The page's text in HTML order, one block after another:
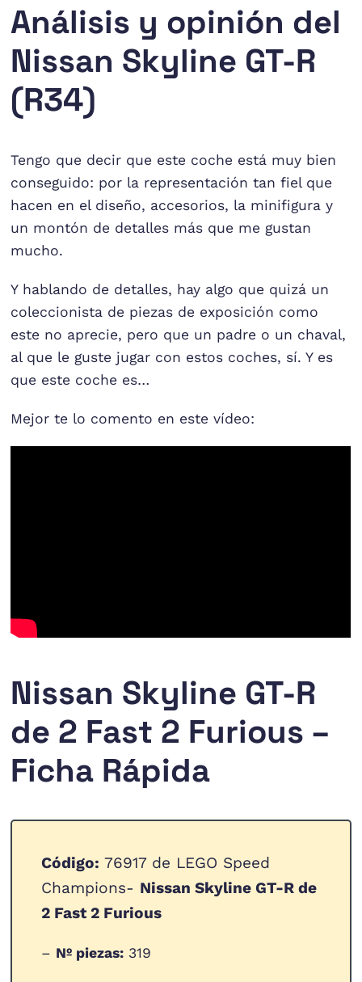
Análisis y opinión del
Nissan Skyline GT-R
(R34)
Tengo que decir que este coche está muy bien
conseguido: por la representación tan fiel que
hacen en el diseño, accesorios, la minifigura y
un montón de detalles más que me gustan
mucho.
Y hablando de detalles, hay algo que quizá un
coleccionista de piezas de exposición como
este no aprecie, pero que un padre o un chaval,
al que le guste jugar con estos coches, sí. Y es
que este coche es…
Mejor te lo comento en este vídeo:
Nissan Skyline GT-R
de 2 Fast 2 Furious –
Ficha Rápida
Código: 76917 de LEGO Speed
Champions- Nissan Skyline GT-R de
2 Fast 2 Furious
– Nº piezas:319